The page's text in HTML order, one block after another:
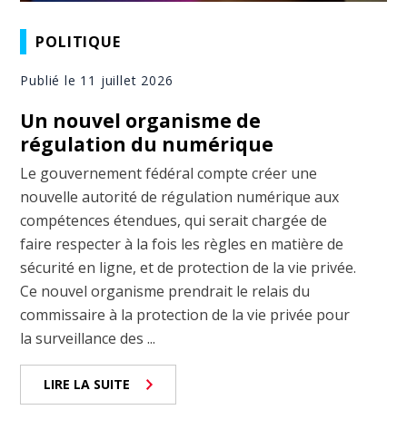
POLITIQUE
Publié le 11 juillet 2026
Un nouvel organisme de
régulation du numérique
Le gouvernement fédéral compte créer une
nouvelle autorité de régulation numérique aux
compétences étendues, qui serait chargée de
faire respecter à la fois les règles en matière de
sécurité en ligne, et de protection de la vie privée.
Ce nouvel organisme prendrait le relais du
commissaire à la protection de la vie privée pour
la surveillance des ...
LIRE LA SUITE